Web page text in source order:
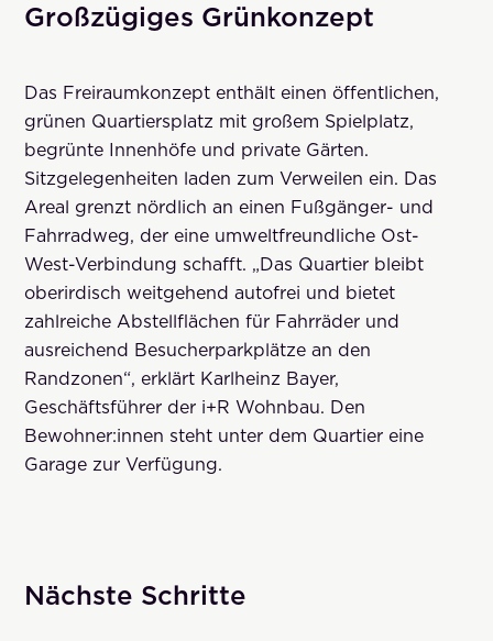
Großzügiges Grünkonzept
Das Freiraumkonzept enthält einen öffentlichen,
grünen Quartiersplatz mit großem Spielplatz,
begrünte Innenhöfe und private Gärten.
Sitzgelegenheiten laden zum Verweilen ein. Das
Areal grenzt nördlich an einen Fußgänger- und
Fahrradweg, der eine umweltfreundliche Ost-
West-Verbindung schafft. „Das Quartier bleibt
oberirdisch weitgehend autofrei und bietet
zahlreiche Abstellflächen für Fahrräder und
ausreichend Besucherparkplätze an den
Randzonen“, erklärt Karlheinz Bayer,
Geschäftsführer der i+R Wohnbau. Den
Bewohner:innen steht unter dem Quartier eine
Garage zur Verfügung.
Nächste Schritte